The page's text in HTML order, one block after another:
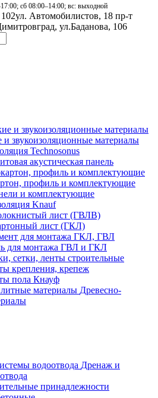
сб 08:00–14:00; вс: выходной
ул. Автомобилистов, 18 пр-т
ул.Баданова, 106
и звукоизоляционные материалы
Technosonus
акустическая панель
профиль и комплектующие
и комплектующие
Knauf
лист (ГВЛВ)
лист (ГКЛ)
для монтажа ГКЛ, ГВЛ
для монтажа ГВЛ и ГКЛ
сетки, ленты строительные
крепления, крепеж
пола Кнауф
Древесно-
Дренаж и
принадлежности